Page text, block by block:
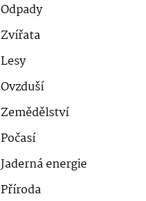
Odpady
Zvířata
Lesy
Ovzduší
Zemědělství
Počasí
Jaderná energie
Příroda